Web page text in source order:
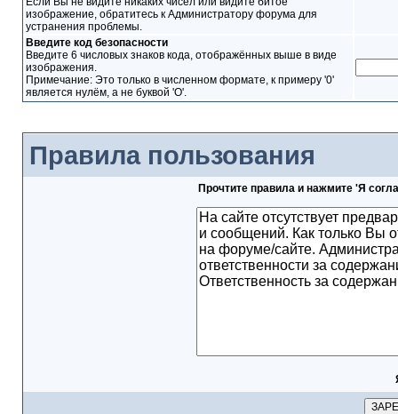
изображение, обратитесь к Администратору форума для
устранения проблемы.
Введите код безопасности
Введите 6 числовых знаков кода, отображённых выше в виде
изображения.
Примечание: Это только в численном формате, к примеру '0'
является нулём, а не буквой 'O'.
Правила пользования
Прочтите правила и нажмите 'Я